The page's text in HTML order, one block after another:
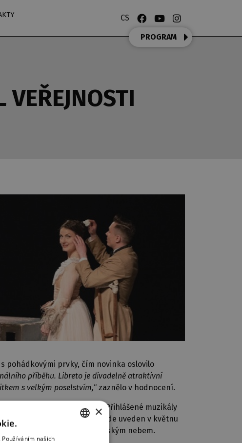
CS
PROGRAM
VEŘEJNOSTI
pohádkovými prvky, čím novinka oslovilo
příběhu. Libreto je divadelně atraktivní
s velkým poselstvím,“ zaznělo v hodnocení.
na dětské publikum. Přihlášené muzikály
republiky. Vítězný titul bude uveden v květnu
Divadelního léta pod plzeňským nebem.
×
našich